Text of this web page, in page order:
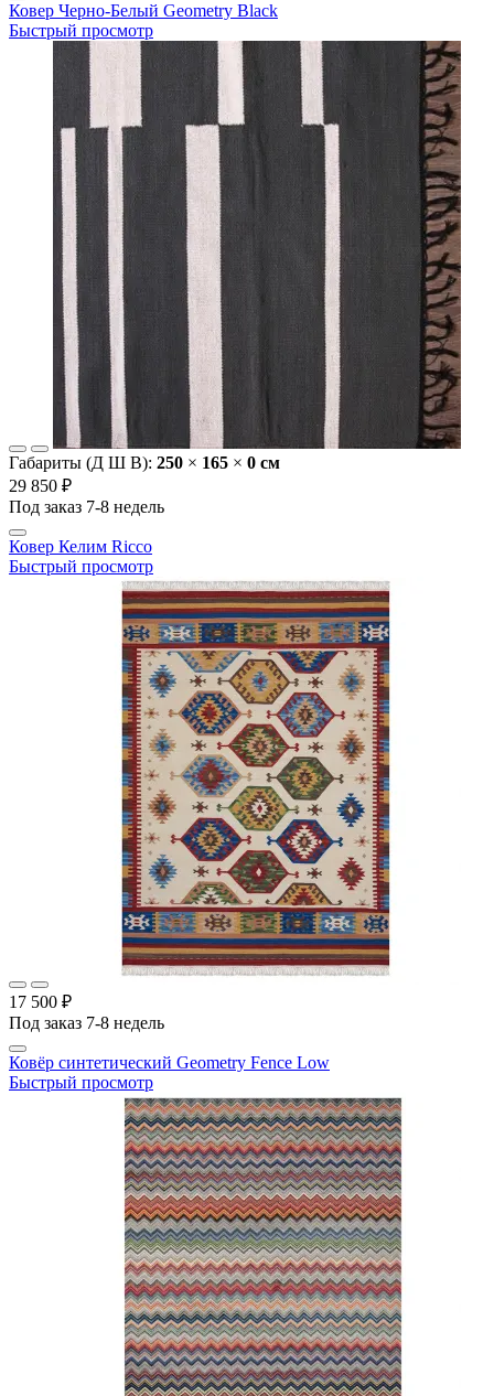
Ковер Черно-Белый Geometry Black
Быстрый просмотр
Габариты (Д Ш В): 250 × 165 × 0 cм
29 850 ₽
Под заказ 7-8 недель
Ковер Келим Ricco
Быстрый просмотр
17 500 ₽
Под заказ 7-8 недель
Ковёр синтетический Geometry Fence Low
Быстрый просмотр